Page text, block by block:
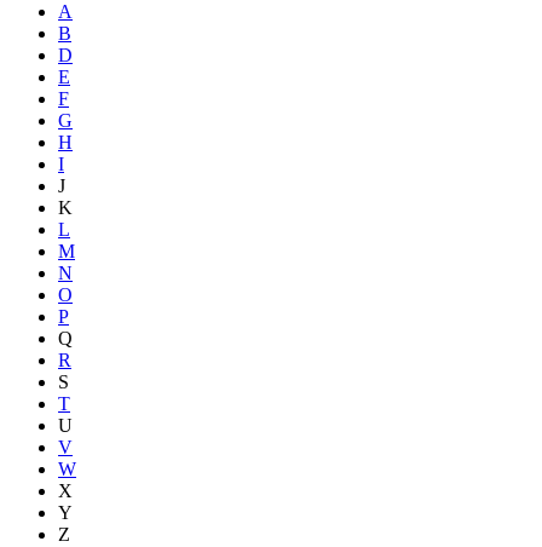
A
B
D
E
F
G
H
I
J
K
L
M
N
O
P
Q
R
S
T
U
V
W
X
Y
Z